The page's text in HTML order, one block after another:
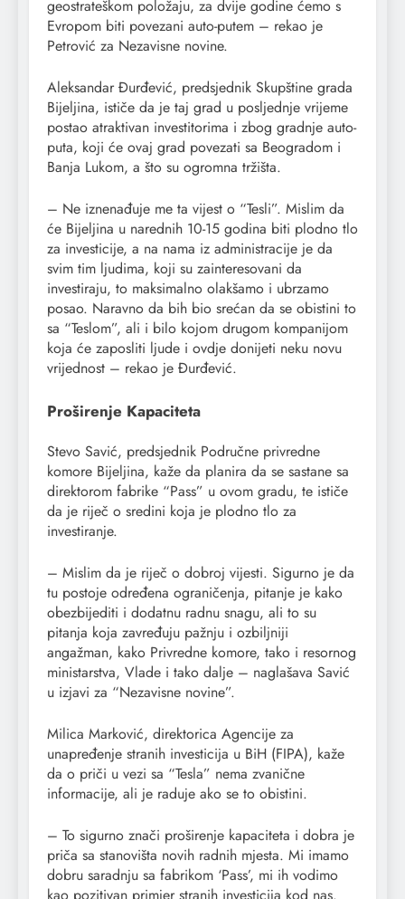
geostrateškom položaju, za dvije godine ćemo s
Evropom biti povezani auto-putem – rekao je
Petrović za Nezavisne novine.
Aleksandar Đurđević, predsjednik Skupštine grada
Bijeljina, ističe da je taj grad u posljednje vrijeme
postao atraktivan investitorima i zbog gradnje auto-
puta, koji će ovaj grad povezati sa Beogradom i
Banja Lukom, a što su ogromna tržišta.
– Ne iznenađuje me ta vijest o “Tesli”. Mislim da
će Bijeljina u narednih 10-15 godina biti plodno tlo
za investicije, a na nama iz administracije je da
svim tim ljudima, koji su zainteresovani da
investiraju, to maksimalno olakšamo i ubrzamo
posao. Naravno da bih bio srećan da se obistini to
sa “Teslom”, ali i bilo kojom drugom kompanijom
koja će zaposliti ljude i ovdje donijeti neku novu
vrijednost – rekao je Đurđević.
Proširenje Kapaciteta
Stevo Savić, predsjednik Područne privredne
komore Bijeljina, kaže da planira da se sastane sa
direktorom fabrike “Pass” u ovom gradu, te ističe
da je riječ o sredini koja je plodno tlo za
investiranje.
– Mislim da je riječ o dobroj vijesti. Sigurno je da
tu postoje određena ograničenja, pitanje je kako
obezbijediti i dodatnu radnu snagu, ali to su
pitanja koja zavređuju pažnju i ozbiljniji
angažman, kako Privredne komore, tako i resornog
ministarstva, Vlade i tako dalje – naglašava Savić
u izjavi za “Nezavisne novine”.
Milica Marković, direktorica Agencije za
unapređenje stranih investicija u BiH (FIPA), kaže
da o priči u vezi sa “Tesla” nema zvanične
informacije, ali je raduje ako se to obistini.
– To sigurno znači proširenje kapaciteta i dobra je
priča sa stanovišta novih radnih mjesta. Mi imamo
dobru saradnju sa fabrikom ‘Pass’, mi ih vodimo